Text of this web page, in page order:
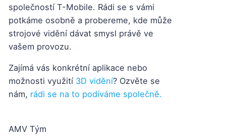
společností T-Mobile. Rádi se s vámi
potkáme osobně a probereme, kde může
strojové vidění dávat smysl právě ve
vašem provozu.
Zajímá vás konkrétní aplikace nebo
možnosti využití 3D vidění? Ozvěte se
nám, rádi se na to podíváme společně.
AMV Tým